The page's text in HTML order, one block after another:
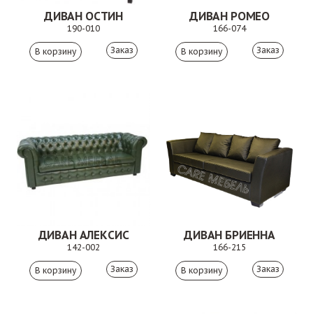
ДИВАН ОСТИН
190-010
Заказ
ДИВАН РОМЕО
166-074
Заказ
ДИВАН АЛЕКСИС
142-002
Заказ
ДИВАН БРИЕННА
166-215
Заказ